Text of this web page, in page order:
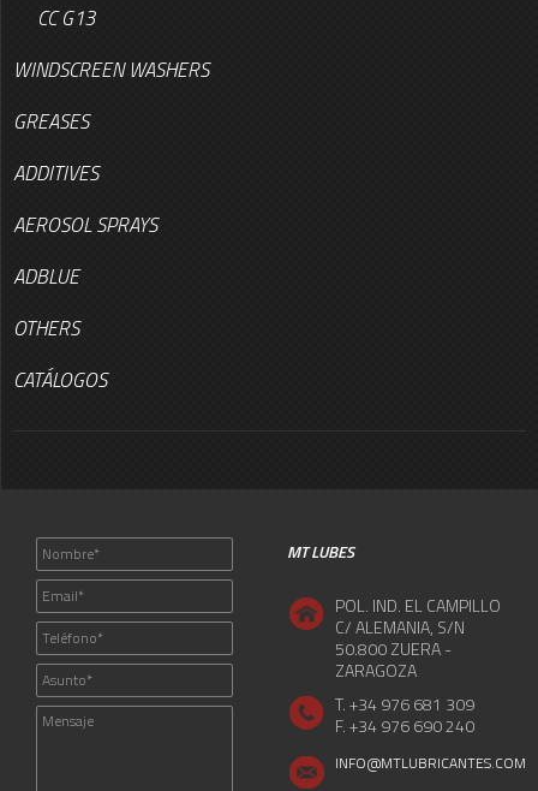
CC G13
WINDSCREEN WASHERS
GREASES
ADDITIVES
AEROSOL SPRAYS
ADBLUE
OTHERS
CATÁLOGOS
MT LUBES
POL. IND. EL CAMPILLO
C/ ALEMANIA, S/N
50.800 ZUERA -
ZARAGOZA
T. +34 976 681 309
F. +34 976 690 240
INFO@MTLUBRICANTES.COM